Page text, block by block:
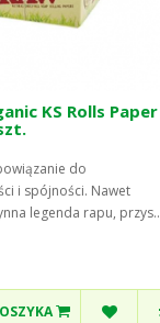
KS Rolls Paper
do
i spójności. Nawet
legenda rapu, przys..